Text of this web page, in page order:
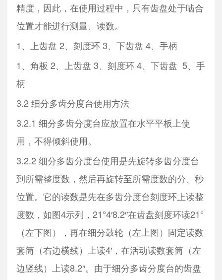
精度，因此，在使用过程中，只有齿盘处于啮合
位置才能进行测量、读数。
1、上齿盘 2、刻度环 3、下齿盘 4、手柄
1、角板 2、上齿盘 3、刻度环 4、下齿盘 5、手
柄
3.2 细分多齿分度台使用方法
3.2.1 细分多齿分度台应放置在水平平板上使
用，不得倾斜使用。
3.2.2 细分多齿分度台使用是先旋转多齿分度台
到所需整度数，然后再旋转至所需度数的分、秒
位置。它的读数是先在多齿分度台刻度环上读整
度数，如图4示列，21°4′8.2″在齿盘刻度环读21°
（左下图），再在细分鼓轮（左上图）固定读数
套筒（右边横线）上读4′，在活动读数套筒（左
边竖线）上读8.2″。由于细分多齿分度台的齿盘